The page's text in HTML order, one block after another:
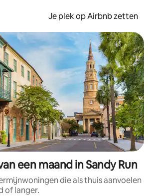
Je plek op Airbnb zetten
een maand in Sandy Run
die als thuis aanvoelen
of langer.